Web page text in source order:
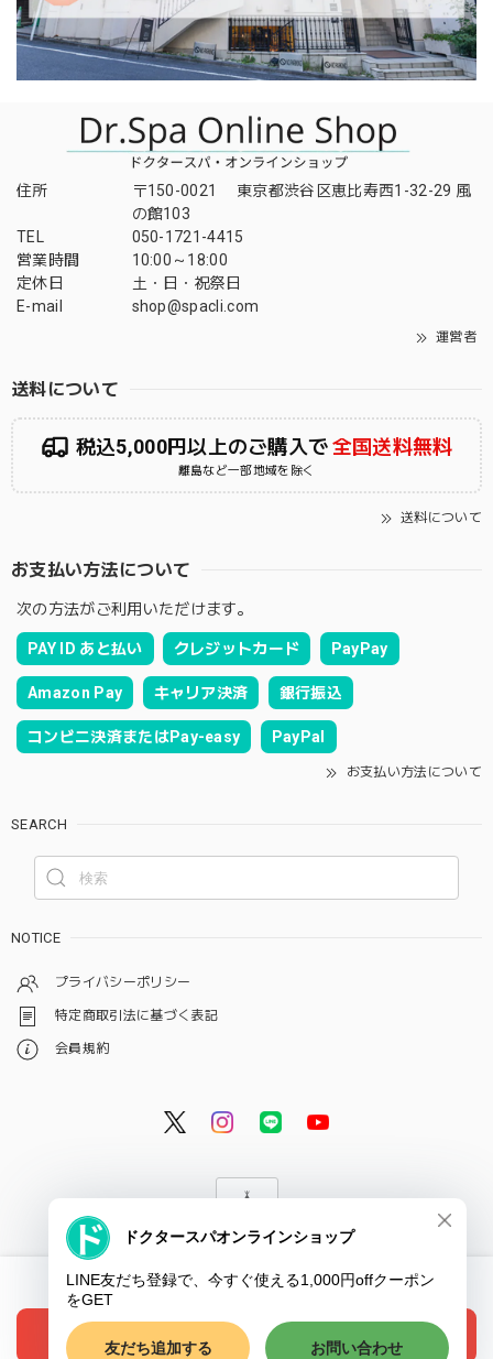
住所
〒150-0021 東京都渋谷区恵比寿西1-32-29 風
の館103
TEL
050-1721-4415
営業時間
10:00～18:00
定休日
土・日・祝祭日
E-mail
shop@spacli.com
運営者
送料について
税込5,000円以上のご購入で全国送料無料
離島など一部地域を除く
送料について
お支払い方法について
次の方法がご利用いただけます。
PAY ID あと払い クレジットカード PayPay
Amazon Pay キャリア決済 銀行振込
コンビニ決済またはPay-easy PayPal
お支払い方法について
SEARCH
NOTICE
プライバシーポリシー
特定商取引法に基づく表記
会員規約
© ドクタースパ・クリニック オンラインショップ
Add to cart